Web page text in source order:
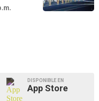
DISPONIBLE EN
App Store